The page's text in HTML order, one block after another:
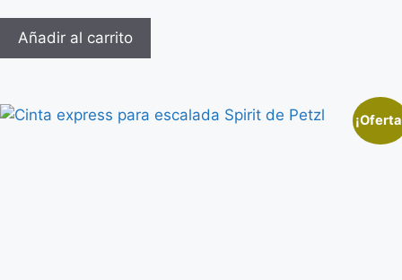
Añadir al carrito